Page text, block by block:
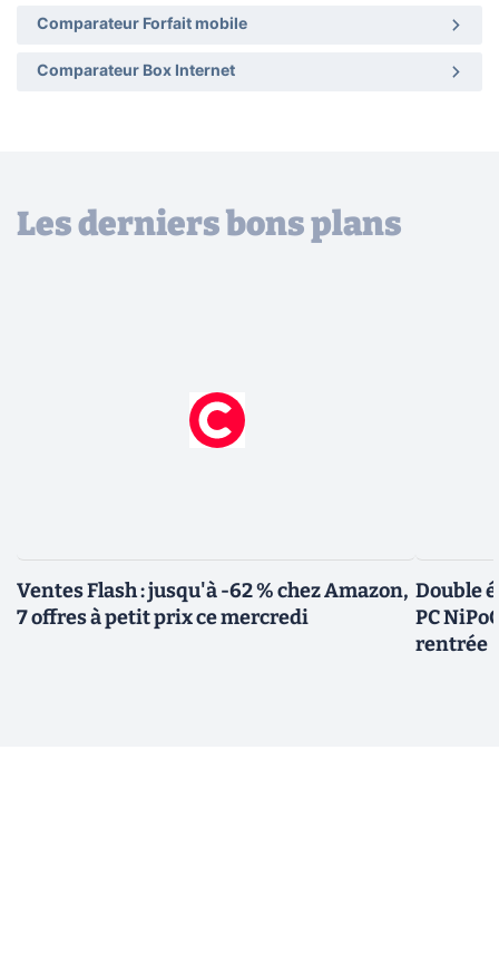
Comparateur Forfait mobile
Comparateur Box Internet
Les derniers bons plans
Ventes Flash : jusqu'à -62 % chez Amazon,
7 offres à petit prix ce mercredi
Double
PC
rentrée